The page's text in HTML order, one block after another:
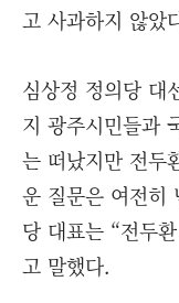
고 사과하지 않았
심상정 정의당 대
지 광주시민들과
는 떠났지만 전두
운 질문은 여전히
당 대표는 “전두
고 말했다.